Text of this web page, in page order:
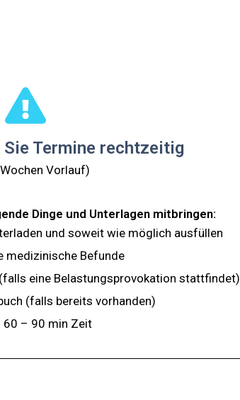
Termine rechtzeitig
Vorlauf)
Dinge und Unterlagen mitbringen:
und soweit wie möglich ausfüllen
medizinische Befunde
eine Belastungsprovokation stattfindet)
(falls bereits vorhanden)
60 – 90 min Zeit